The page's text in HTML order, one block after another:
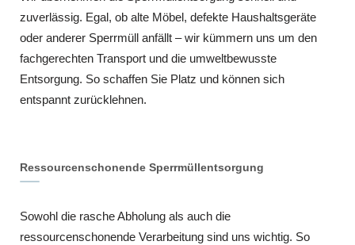
zuverlässig. Egal, ob alte Möbel, defekte Haushaltsgeräte
oder anderer Sperrmüll anfällt – wir kümmern uns um den
fachgerechten Transport und die umweltbewusste
Entsorgung. So schaffen Sie Platz und können sich
entspannt zurücklehnen.
Ressourcenschonende Sperrmüllentsorgung
Sowohl die rasche Abholung als auch die
ressourcenschonende Verarbeitung sind uns wichtig. So